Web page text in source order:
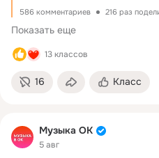
586 комментариев 216 раз
Показать еще
13 классов
16 Класс
Музыка ОК
5 авг